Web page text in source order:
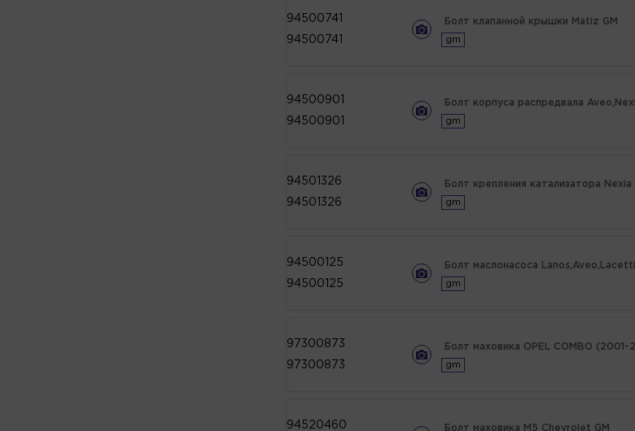
94500741
94500741
Болт клапанной крышки Matiz GM
gm
94500901
94500901
Болт корпуса распредвала
gm
94501326
94501326
Болт крепления катализатора Nexia
gm
94500125
94500125
Болт маслонасоса Lanos,Aveo,Lacetti
gm
97300873
97300873
Болт маховика OPEL COMBO (2001-
gm
94520460 Болт маховика М5 Chevrolet GM